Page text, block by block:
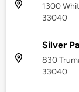
1300
33040
Silver
830
33040